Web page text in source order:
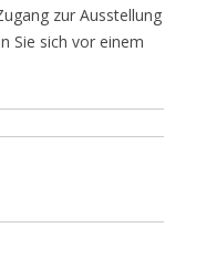
zur Ausstellung
Sie sich vor einem